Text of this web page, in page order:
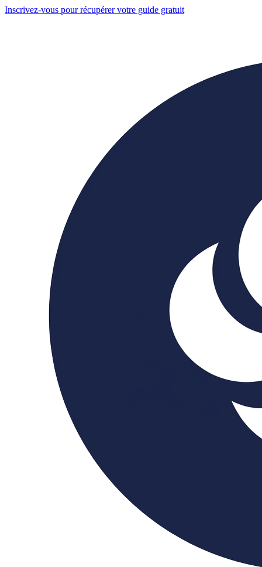
Inscrivez-vous pour récupérer votre guide gratuit